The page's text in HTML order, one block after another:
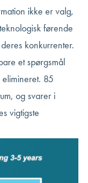
ikke er valg,
førende
konkurrenter.
et spørgsmål
85
og svarer i
vigtigste